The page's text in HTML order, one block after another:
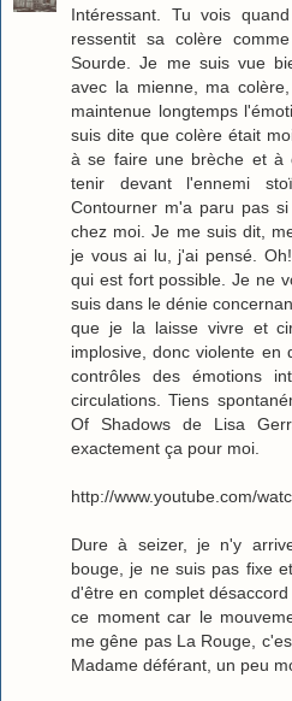
Intéressant. Tu vois
ressentit sa colère
Sourde. Je me suis vue
avec la mienne, ma
maintenue longtemps
suis dite que colère était
à se faire une brèche et à
tenir devant l'ennemi
Contourner m'a paru pas
chez moi. Je me suis dit,
je vous ai lu, j'ai pensé.
qui est fort possible. Je ne
suis dans le dénie
que je la laisse vivre et
implosive, donc violente en
contrôles des émotions
circulations. Tiens
Of Shadows de Lisa
exactement ça pour moi.
http://www.youtube.com/
Dure à seizer, je n'y
bouge, je ne suis pas fixe
d'être en complet
ce moment car le
me gêne pas La Rouge,
Madame déférant, un peu